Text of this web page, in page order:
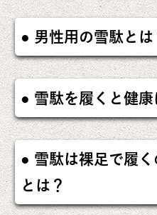
男性用の雪駄とは
雪駄を履くと健康
雪駄は裸足で履
とは？